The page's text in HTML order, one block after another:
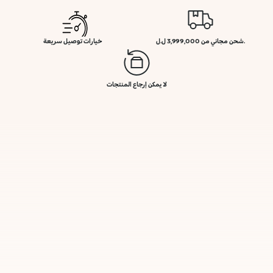
.شحن مجاني من 3,999,000 ل.ل خيارات توصيل سريعة
لا يمكن إرجاع المنتجات